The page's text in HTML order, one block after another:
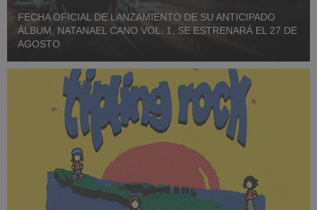
FECHA OFICIAL DE LANZAMIENTO DE SU ANTICIPADO
ÁLBUM, NATANAEL CANO VOL. 1, SE ESTRENARÁ EL 27 DE
AGOSTO